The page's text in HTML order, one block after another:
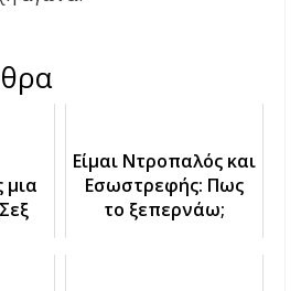
μια
Είμαι Ντροπαλός και
Εσωστρεφής: Πως
το ξεπερνάω;